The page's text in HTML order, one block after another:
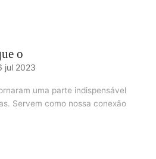
o
jul 2023
uma parte indispensável
Servem como nossa conexão